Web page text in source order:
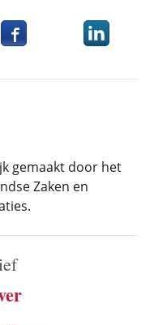
Bluesky
Deel dit item opDeel dit
gemaakt door het
Zaken en